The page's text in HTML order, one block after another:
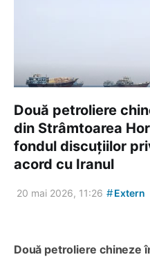
Două petroliere
din Strâmtoarea
fondul discuțiilor
acord cu Iranul
20 mai 2026, 11:26 #Extern
Două petroliere chineze